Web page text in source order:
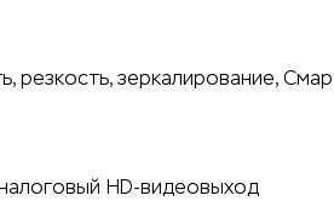
резкость, зеркалирование,
HD-видеовыход